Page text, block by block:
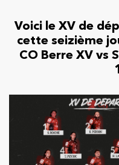
Voici le XV de
cette seizième
CO Berre XV vs